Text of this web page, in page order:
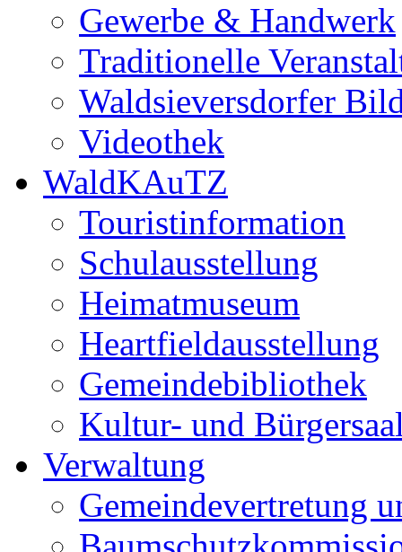
Gewerbe & Handwerk
Traditionelle
Waldsieversdorfer
Videothek
WaldKAuTZ
Touristinformation
Schulausstellung
Heimatmuseum
Heartfieldausstellung
Gemeindebibliothek
Kultur- und
Verwaltung
Gemeindevertretung